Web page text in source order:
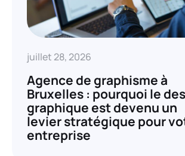
juillet 28, 2026
Agence de graphisme à
Bruxelles : pourquoi le
graphique est devenu un
levier stratégique pour
entreprise